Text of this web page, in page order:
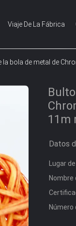
Viaje De La Fábrica
la bola de metal de
11m
Datos
Lugar
Nombre
Número